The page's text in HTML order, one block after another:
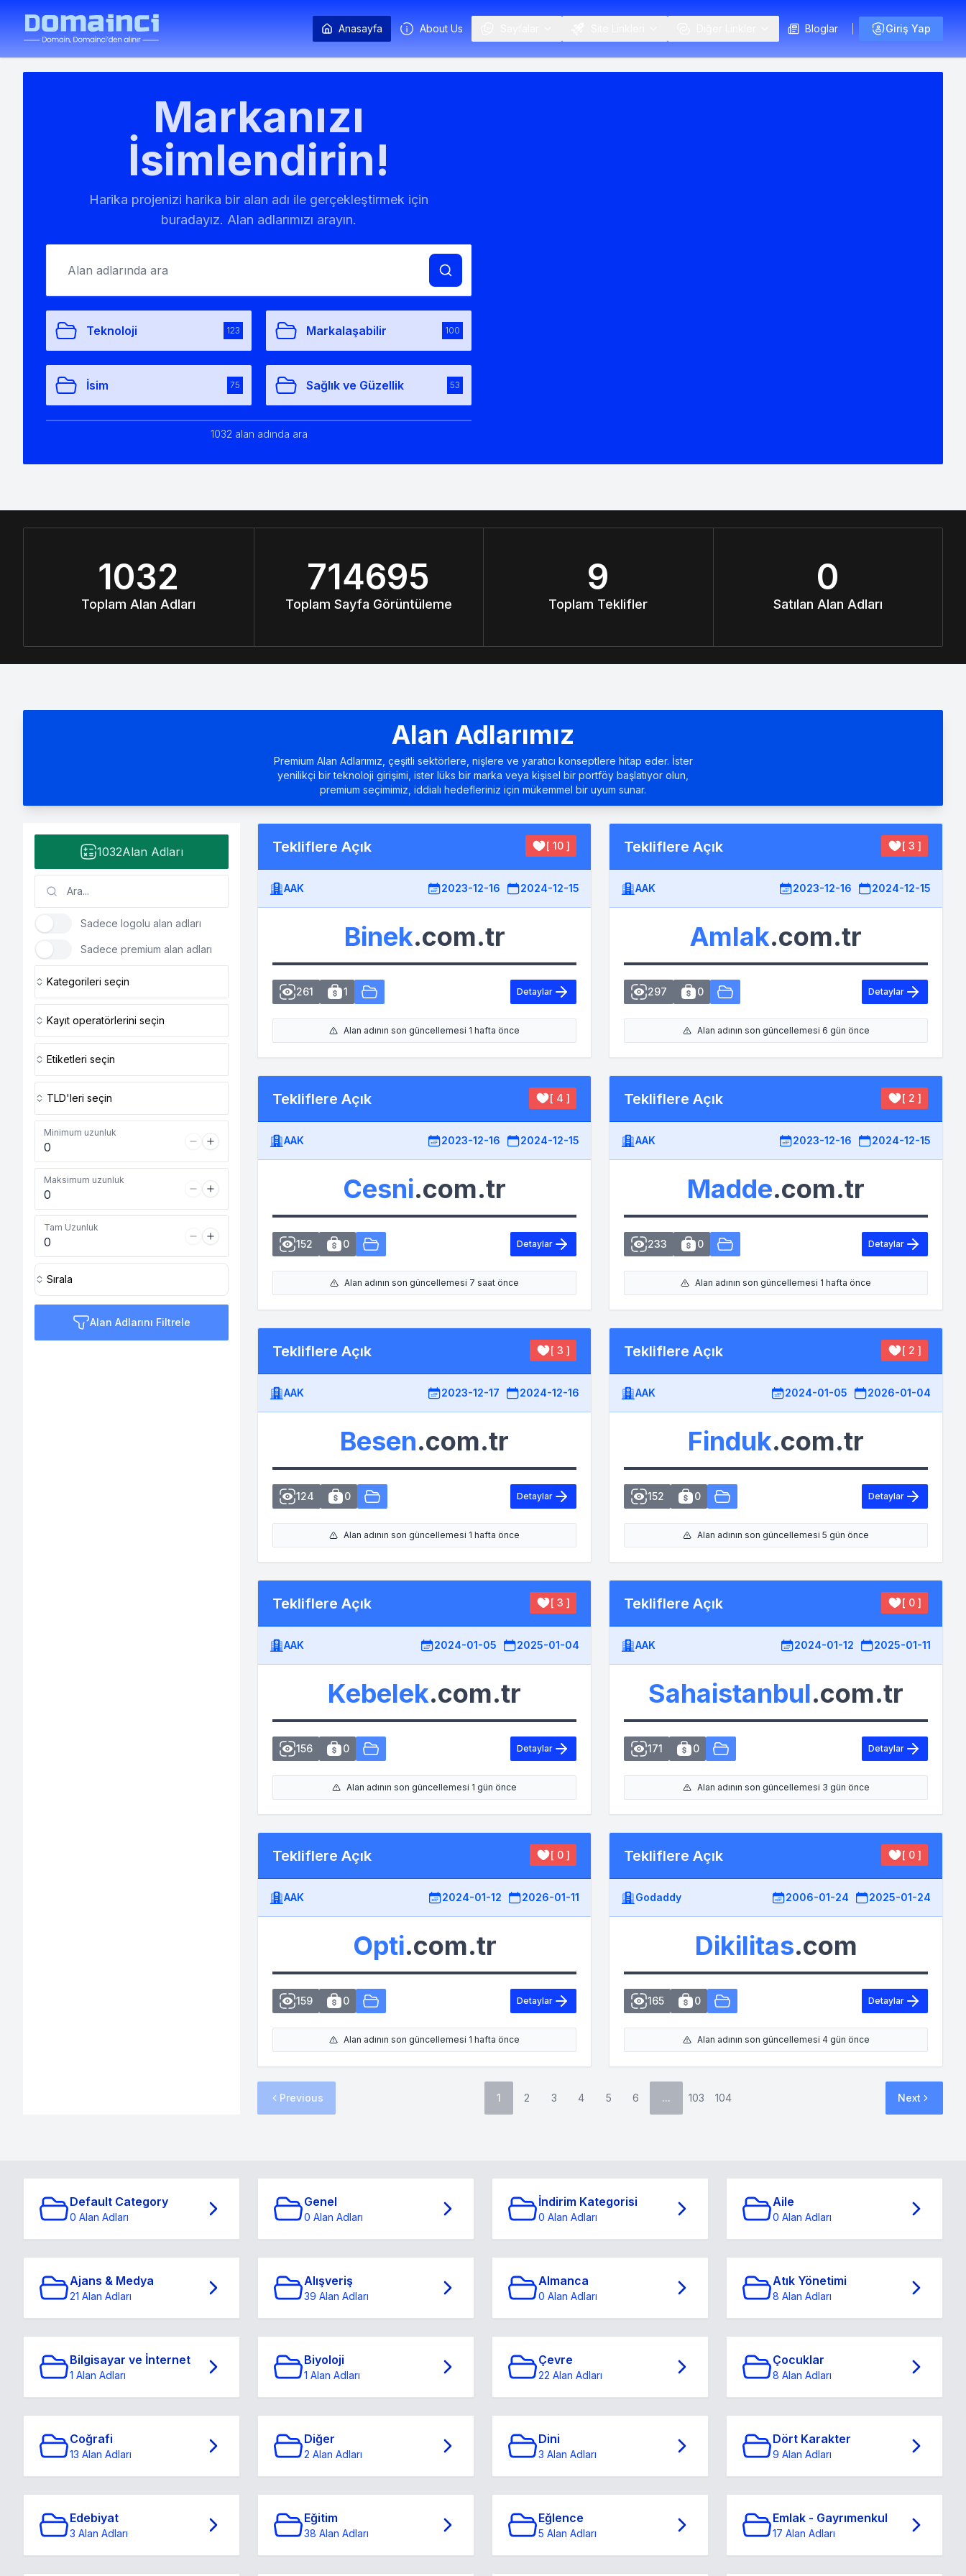
Anasayfa About Us Bloglar Giriş Yap
Markanızı
İsimlendirin!
Harika projenizi harika bir alan adı ile gerçekleştirmek için
buradayız. Alan adlarımızı arayın.
Teknoloji 123 Markalaşabilir 100
İsim 75 Sağlık ve Güzellik 53
1032 alan adında ara
1032
Toplam Alan Adları
714695
Toplam Sayfa Görüntüleme
9
Toplam Teklifler
0
Satılan Alan Adları
Alan Adlarımız
Premium Alan Adlarımız, çeşitli sektörlere, nişlere ve yaratıcı konseptlere hitap eder. İster
yenilikçi bir teknoloji girişimi, ister lüks bir marka veya kişisel bir portföy başlatıyor olun,
premium seçimimiz, iddialı hedefleriniz için mükemmel bir uyum sunar.
1032Alan Adları
Sadece logolu alan adları
Sadece premium alan adları
Kategorileri seçin
Kayıt operatörlerini seçin
Etiketleri seçin
TLD'leri seçin
Minimum uzunluk
Maksimum uzunluk
Tam Uzunluk
Sırala
Alan Adlarını Filtrele
Tekliflere Açık [ 10 ]
AAK 2023-12-16 2024-12-15
Binek.com.tr
261 1 Detaylar
Alan adının son güncellemesi 1 hafta önce
Tekliflere Açık [ 3 ]
AAK 2023-12-16 2024-12-15
Amlak.com.tr
297 0 Detaylar
Alan adının son güncellemesi 6 gün önce
Tekliflere Açık [ 4 ]
AAK 2023-12-16 2024-12-15
Cesni.com.tr
152 0 Detaylar
Alan adının son güncellemesi 7 saat önce
Tekliflere Açık [ 2 ]
AAK 2023-12-16 2024-12-15
Madde.com.tr
233 0 Detaylar
Alan adının son güncellemesi 1 hafta önce
Tekliflere Açık [ 3 ]
AAK 2023-12-17 2024-12-16
Besen.com.tr
124 0 Detaylar
Alan adının son güncellemesi 1 hafta önce
Tekliflere Açık [ 2 ]
AAK 2024-01-05 2026-01-04
Finduk.com.tr
152 0 Detaylar
Alan adının son güncellemesi 5 gün önce
Tekliflere Açık [ 3 ]
AAK 2024-01-05 2025-01-04
Kebelek.com.tr
156 0 Detaylar
Alan adının son güncellemesi 1 gün önce
Tekliflere Açık [ 0 ]
AAK 2024-01-12 2025-01-11
Sahaistanbul.com.tr
171 0 Detaylar
Alan adının son güncellemesi 3 gün önce
Tekliflere Açık [ 0 ]
AAK 2024-01-12 2026-01-11
Opti.com.tr
159 0 Detaylar
Alan adının son güncellemesi 1 hafta önce
Tekliflere Açık [ 0 ]
Godaddy 2006-01-24 2025-01-24
Dikilitas.com
165 0 Detaylar
Alan adının son güncellemesi 4 gün önce
Previous 1 2 3 4 5 6 ... 103 104 Next
Default Category
0 Alan Adları
Genel
0 Alan Adları
İndirim Kategorisi
0 Alan Adları
Aile
0 Alan Adları
Ajans & Medya
21 Alan Adları
Alışveriş
39 Alan Adları
Almanca
0 Alan Adları
Atık Yönetimi
8 Alan Adları
Bilgisayar ve İnternet
1 Alan Adları
Biyoloji
1 Alan Adları
Çevre
22 Alan Adları
Çocuklar
8 Alan Adları
Coğrafi
13 Alan Adları
Diğer
2 Alan Adları
Dini
3 Alan Adları
Dört Karakter
9 Alan Adları
Edebiyat
3 Alan Adları
Eğitim
38 Alan Adları
Eğlence
5 Alan Adları
Emlak - Gayrımenkul
17 Alan Adları